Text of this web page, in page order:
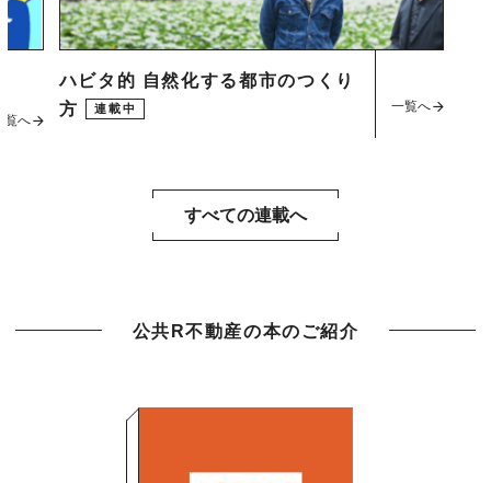
ハビタ的 自然化する都市のつくり
方
連載中
一覧へ
覧へ
すべての連載へ
公共R不動産の本のご紹介